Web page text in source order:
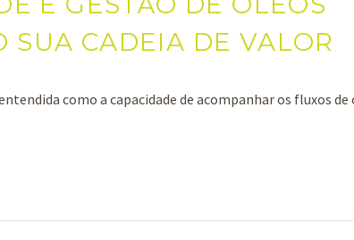
SUA CADEIA DE VALOR
como a capacidade de acompanhar os fluxos